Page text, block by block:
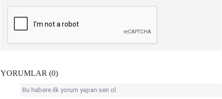
YORUMLAR (0)
Bu habere ilk yorum yapan sen ol.